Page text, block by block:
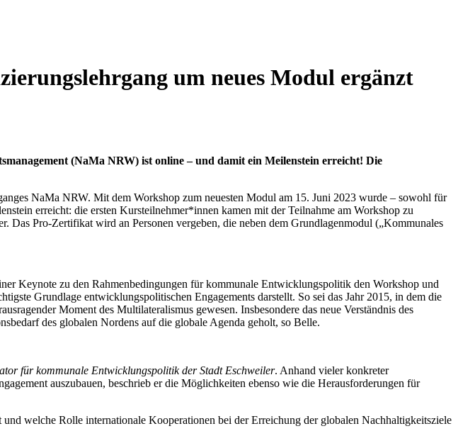
um neues Modul ergänzt
(NaMa NRW) ist online – und damit ein Meilenstein erreicht! Die
NaMa NRW. Mit dem Workshop zum neuesten Modul am 15. Juni 2023 wurde – sowohl für
erreicht: die ersten Kursteilnehmer*innen kamen mit der Teilnahme am Workshop zu
Pro-Zertifikat wird an Personen vergeben, die neben dem Grundlagenmodul („Kommunales
Keynote zu den Rahmenbedingungen für kommunale Entwicklungspolitik den Workshop und
Grundlage entwicklungspolitischen Engagements darstellt. So sei das Jahr 2015, in dem die
Moment des Multilateralismus gewesen. Insbesondere das neue Verständnis des
des globalen Nordens auf die globale Agenda geholt, so Belle.
für kommunale Entwicklungspolitik der Stadt Eschweiler. Anhand vieler konkreter
auszubauen, beschrieb er die Möglichkeiten ebenso wie die Herausforderungen für
welche Rolle internationale Kooperationen bei der Erreichung der globalen Nachhaltigkeitsziele